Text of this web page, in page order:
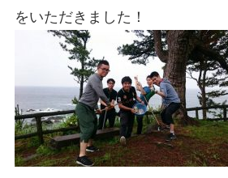
をいただきました！